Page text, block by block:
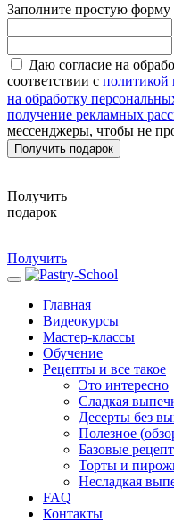
Заполните простую форму
Даю согласие на
соответствии с политикой
на обработку
получение рекламных
мессенджеры, чтобы не
Получить подарок
Получить
подарок
Получить
Главная
Видеокурсы
Мастер-классы
Обучение
Рецепты и все такое
Это интересно
Сладкая
Десерты без
Полезное
Базовые
Торты и
Несладкая
FAQ
Контакты